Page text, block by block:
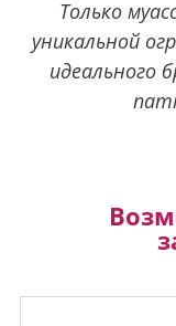
Только
уникальной
идеального